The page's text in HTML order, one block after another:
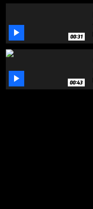
 00:31
 00:43